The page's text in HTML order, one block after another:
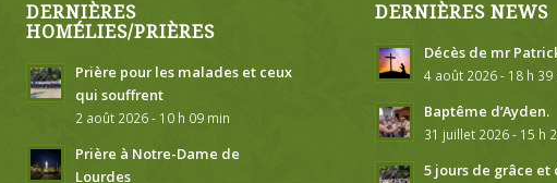
DERNIÈRES
HOMÉLIES/PRIÈRES
Prière pour les malades et ceux
qui souffrent
2 août 2026 - 10 h 09 min
Prière à Notre-Dame de
Lourdes
DERNIÈRES NEWS
Décès de mr
4 août 2026 - 18 h 39
Baptême d’Ayden.
31 juillet 2026 - 15 h
5 jours de grâce et